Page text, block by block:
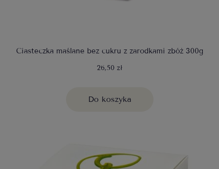
Ciasteczka maślane bez cukru z zarodkami zbóż 300g
26,50 zł
Do koszyka